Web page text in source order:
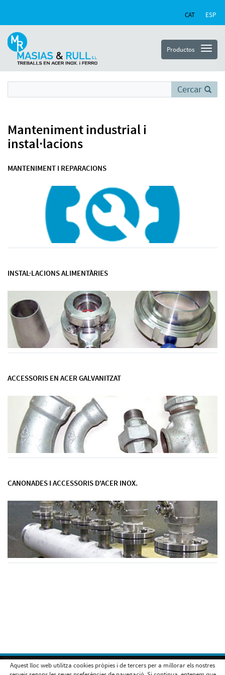
ESP
CAT
Productos
Cercar
Manteniment industrial i
instal·lacions
MANTENIMENT I REPARACIONS
INSTAL·LACIONS ALIMENTÀRIES
ACCESSORIS EN ACER GALVANITZAT
CANONADES I ACCESSORIS D'ACER INOX.
Inici
Camí Santuari dels arcs s/n
Aquest lloc web utilitza cookies pròpies i de tercers per a millorar els nostres